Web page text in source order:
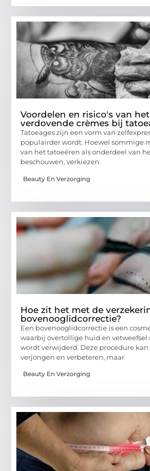
Voordelen en risico's van
verdovende crèmes bij
Tatoeages zijn een vorm van
populairder wordt. Hoewel sommige
van het tatoeëren als onderdeel van
beschouwen, verkiezen
Beauty En Verzorging
Hoe zit het met de
bovenooglidcorrectie?
Een bovenooglidcorrectie is een
waarbij overtollige huid en vetweefsel
wordt verwijderd. Deze procedure
verjongen en verbeteren, maar
Beauty En Verzorging